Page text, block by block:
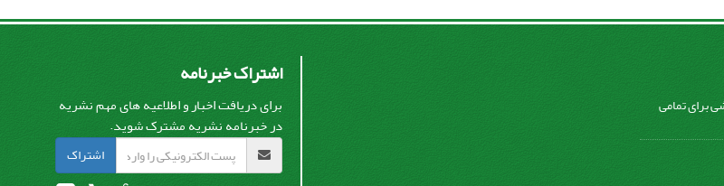
برای تمامی
اشتراک خبرنامه
برای دریافت اخبار و اطلاعیه های مهم نشریه
در خبرنامه نشریه مشترک شوید.
اشتراک